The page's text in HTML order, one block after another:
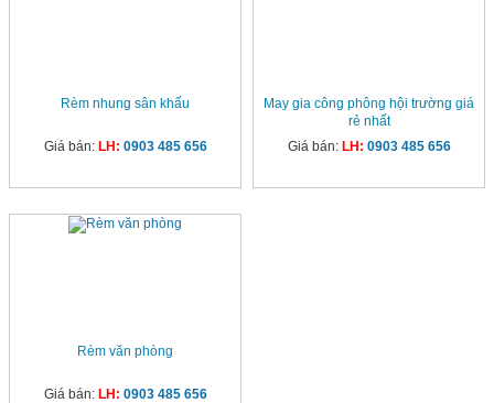
Rèm nhung sân khấu
Giá bán: LH: 0903 485 656
May gia công phông hội trường giá
rẻ nhất
Giá bán: LH: 0903 485 656
Rèm văn phòng
Giá bán: LH: 0903 485 656